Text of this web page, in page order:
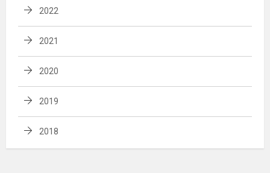
2022
2021
2020
2019
2018